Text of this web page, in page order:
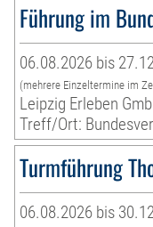
Führung im
06.08.2026 bis
(mehrere Einzeltermine im
Leipzig Erleben
Treff/Ort:
Turmführung
06.08.2026 bis